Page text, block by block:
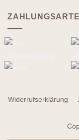
Widerrufserklärung